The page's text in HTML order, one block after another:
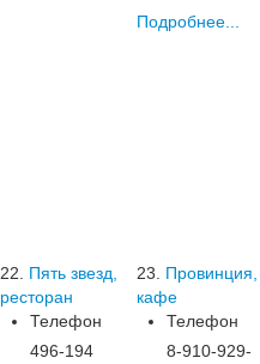
Подробнее...
22.
Пять звезд,
ресторан
Телефон
496-194
23.
Провинция,
кафе
Телефон
8-910-929-